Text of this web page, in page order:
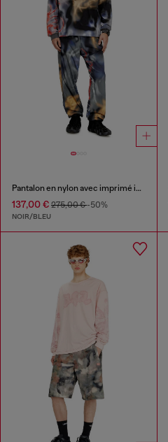
Pantalon en nylon avec imprimé intégral
137,00 € 275,00 €-50%
NOIR/BLEU